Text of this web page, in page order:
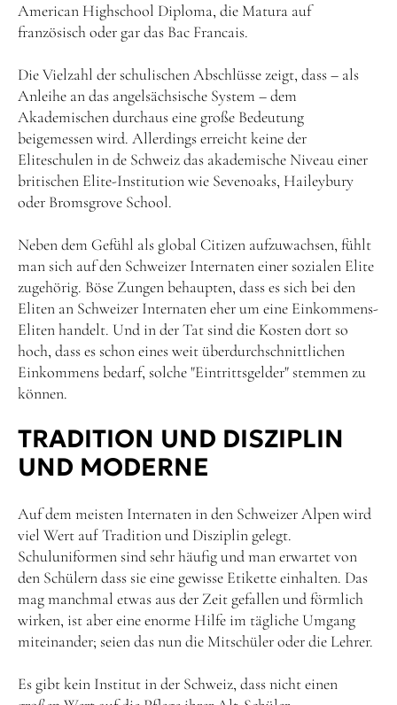
American Highschool Diploma, die Matura auf
französisch oder gar das Bac Francais.
Die Vielzahl der schulischen Abschlüsse zeigt, dass – als
Anleihe an das angelsächsische System – dem
Akademischen durchaus eine große Bedeutung
beigemessen wird. Allerdings erreicht keine der
Eliteschulen in de Schweiz das akademische Niveau einer
britischen Elite-Institution wie Sevenoaks, Haileybury
oder Bromsgrove School.
Neben dem Gefühl als global Citizen aufzuwachsen, fühlt
man sich auf den Schweizer Internaten einer sozialen Elite
zugehörig. Böse Zungen behaupten, dass es sich bei den
Eliten an Schweizer Internaten eher um eine Einkommens-
Eliten handelt. Und in der Tat sind die Kosten dort so
hoch, dass es schon eines weit überdurchschnittlichen
Einkommens bedarf, solche "Eintrittsgelder" stemmen zu
können.
TRADITION UND DISZIPLIN
UND MODERNE
Auf dem meisten Internaten in den Schweizer Alpen wird
viel Wert auf Tradition und Disziplin gelegt.
Schuluniformen sind sehr häufig und man erwartet von
den Schülern dass sie eine gewisse Etikette einhalten. Das
mag manchmal etwas aus der Zeit gefallen und förmlich
wirken, ist aber eine enorme Hilfe im tägliche Umgang
miteinander; seien das nun die Mitschüler oder die Lehrer.
Es gibt kein Institut in der Schweiz, dass nicht einen